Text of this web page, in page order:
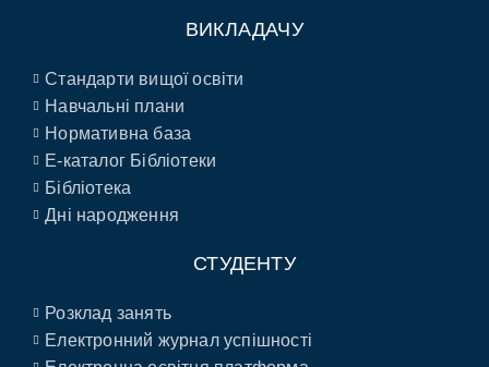
ВИКЛАДАЧУ
Стандарти вищої освіти
Навчальні плани
Нормативна база
E-каталог Бібліотеки
Бібліотека
Дні народження
СТУДЕНТУ
Розклад занять
Електронний журнал успішності